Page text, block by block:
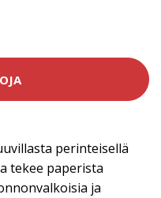
perinteisellä
tekee paperista
ja